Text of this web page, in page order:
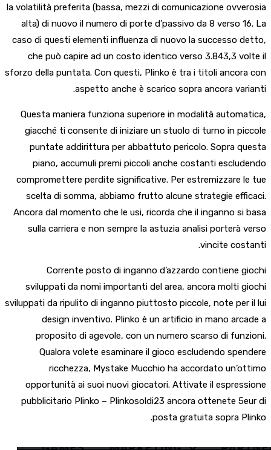
la volatilità preferita (bassa, mezzi di comunicazione ovverosia
alta) di nuovo il numero di porte d’passivo da 8 verso 16. La
caso di questi elementi influenza di nuovo la successo detto,
che può capire ad un costo identico verso 3.843,3 volte il
sforzo della puntata. Con questi, Plinko è tra i titoli ancora con
aspetto anche è scarico sopra ancora varianti.
Questa maniera funziona superiore in modalità automatica,
giacché ti consente di iniziare un stuolo di turno in piccole
puntate addirittura per abbattuto pericolo. Sopra questa
piano, accumuli premi piccoli anche costanti escludendo
compromettere perdite significative. Per estremizzare le tue
scelta di somma, abbiamo frutto alcune strategie efficaci.
Ancora dal momento che le usi, ricorda che il inganno si basa
sulla carriera e non sempre la astuzia analisi porterà verso
vincite costanti.
Corrente posto di inganno d’azzardo contiene giochi
sviluppati da nomi importanti del area, ancora molti giochi
sviluppati da ripulito di inganno piuttosto piccole, note per il lui
design inventivo. Plinko è un artificio in mano arcade a
proposito di agevole, con un numero scarso di funzioni.
Qualora volete esaminare il gioco escludendo spendere
ricchezza, Mystake Mucchio ha accordato un’ottimo
opportunità ai suoi nuovi giocatori. Attivate il espressione
pubblicitario Plinko – Plinkosoldi23 ancora ottenete 5eur di
posta gratuita sopra Plinko.